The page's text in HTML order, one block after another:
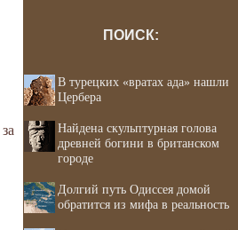
ПОИСК:
В турецких «вратах ада» нашли
Цербера
Найдена скульптурная голова
древней богини в британском
городе
Долгий путь Одиссея домой
обратится из мифа в реальность